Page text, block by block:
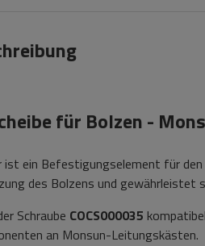
für Bolzen -
ein Befestigungselement für den
des Bolzens und gewährleistet
Schraube COCS000035
an Monsun-Leitungskästen.